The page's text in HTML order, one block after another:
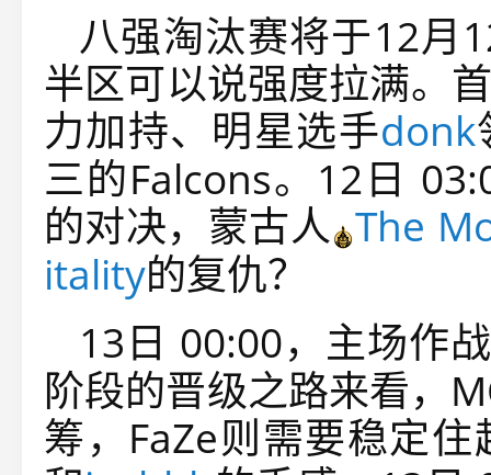
八强淘汰赛将于12月
半区可以说强度拉满。
力加持、明星选手donk
三的Falcons。 12日
的对决，蒙古人 The
itality的复仇？
13日 00:00，主场作
阶段的晋级之路来看，
筹，FaZe则需要稳定